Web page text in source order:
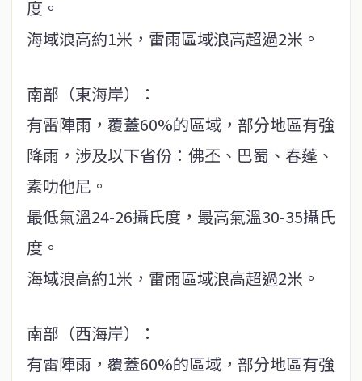
度。
海域浪高約1米，雷雨區域浪高超過2米。
南部（東海岸）：
有雷陣雨，覆蓋60%的區域，部分地區有強
降雨，涉及以下省份：佛丕、巴蜀、春蓬、
素叻他尼。
最低氣溫24-26攝氏度，最高氣溫30-35攝氏
度。
海域浪高約1米，雷雨區域浪高超過2米。
南部（西海岸）：
有雷陣雨，覆蓋60%的區域，部分地區有強